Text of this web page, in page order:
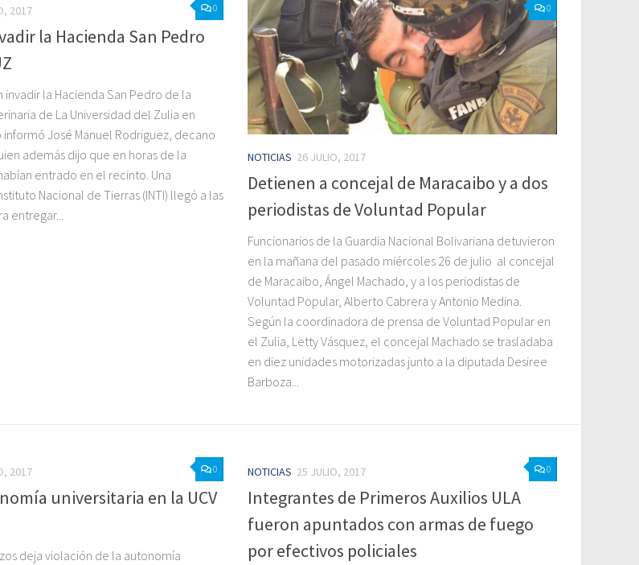
0
2017
la Hacienda San Pedro
invadir la Hacienda San Pedro de la
de La Universidad del Zulia en
informó José Manuel Rodriguez, decano
además dijo que en horas de la
entrado en el recinto. Una
Nacional de Tierras (INTI) llegó a las
entregar...
0
NOTICIAS 26 JULIO, 2017
Detienen a concejal de Maracaibo y a dos
periodistas de Voluntad Popular
Funcionarios de la Guardia Nacional Bolivariana detuvieron
en la mañana del pasado miércoles 26 de julio al concejal
de Maracaibo, Ángel Machado, y a los periodistas de
Voluntad Popular, Alberto Cabrera y Antonio Medina.
Según la coordinadora de prensa de Voluntad Popular en
el Zulia, Letty Vásquez, el concejal Machado se trasladaba
en diez unidades motorizadas junto a la diputada Desiree
Barboza...
0
2017
universitaria en la UCV
deja violación de la autonomía
0
NOTICIAS 25 JULIO, 2017
Integrantes de Primeros Auxilios ULA
fueron apuntados con armas de fuego
por efectivos policiales